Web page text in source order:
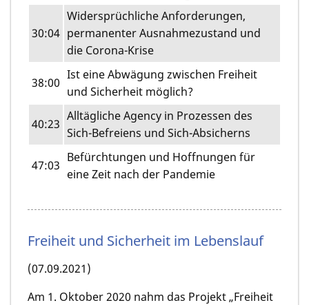
30:04
Widersprüchliche Anforderungen,
permanenter Ausnahmezustand und
die Corona-Krise
38:00
Ist eine Abwägung zwischen Freiheit
und Sicherheit möglich?
40:23
Alltägliche Agency in Prozessen des
Sich-Befreiens und Sich-Absicherns
47:03
Befürchtungen und Hoffnungen für
eine Zeit nach der Pandemie
Freiheit und Sicherheit im Lebenslauf
(07.09.2021)
Am 1. Oktober 2020 nahm das Projekt „Freiheit